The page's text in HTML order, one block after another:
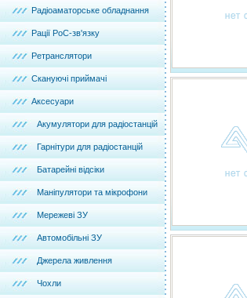
Радіоаматорське обладнання
Рації PoC-зв'язку
Ретранслятори
Скануючі приймачі
Аксесуари
Акумулятори для радіостанцій
Гарнітури для радіостанцій
Батарейні відсіки
Маніпулятори та мікрофони
Мережеві ЗУ
Автомобільні ЗУ
Джерела живлення
Чохли